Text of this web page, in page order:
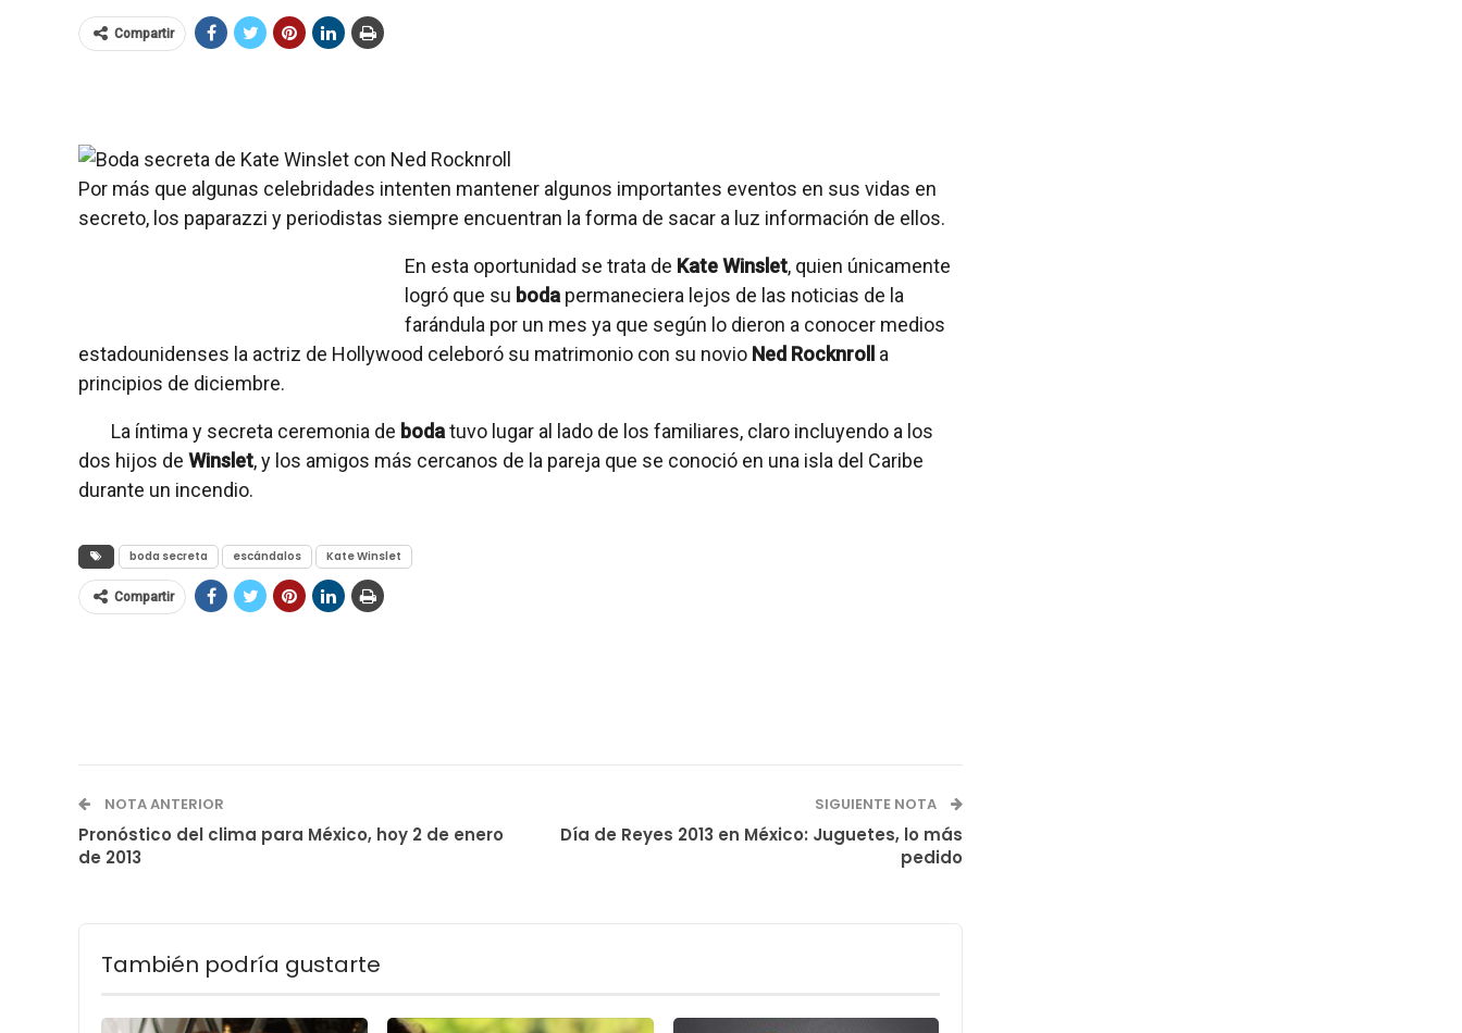
Compartir
Por más que algunas celebridades intenten mantener algunos importantes eventos en sus vidas en
secreto, los paparazzi y periodistas siempre encuentran la forma de sacar a luz información de ellos.
En esta oportunidad se trata de Kate Winslet, quien únicamente
logró que su bodapermaneciera lejos de las noticias de la
farándula por un mes ya que según lo dieron a conocer medios
estadounidenses la actriz de Hollywood celeboró su matrimonio con su novio Ned Rocknroll
a
principios de diciembre.
La íntima y secreta ceremonia de bodatuvo lugar al lado de los familiares, claro incluyendo a los
dos hijos de Winslet, y los amigos más cercanos de la pareja que se conoció en una isla del Caribe
durante un incendio.
boda secreta escándalos Kate Winslet
Compartir
NOTA ANTERIOR
Pronóstico del clima para México, hoy 2 de enero
de 2013
SIGUIENTE NOTA
Día de Reyes 2013 en México: Juguetes, lo más
pedido
También podría gustarte